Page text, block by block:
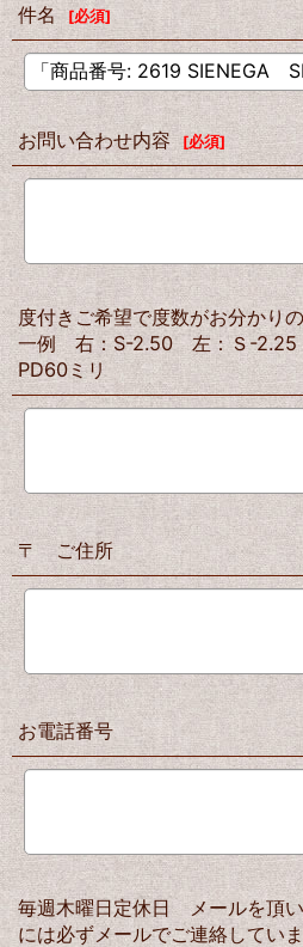
件名 [必須]
お問い合わせ内容 [必須]
度付きご希望で度数がお分かり
一例 右：S-2.50 左：Ｓ-
PD60ミリ
〒 ご住所
お電話番号
毎週木曜日定休日 メールを頂
には必ずメールでご連絡してい